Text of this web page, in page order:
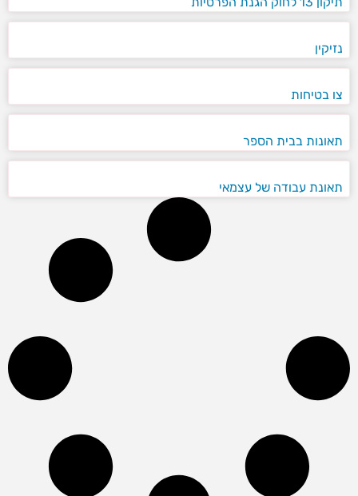
נזיקין
צו בטיחות
תאונות בבית הספר
תאונת עבודה של עצמאי